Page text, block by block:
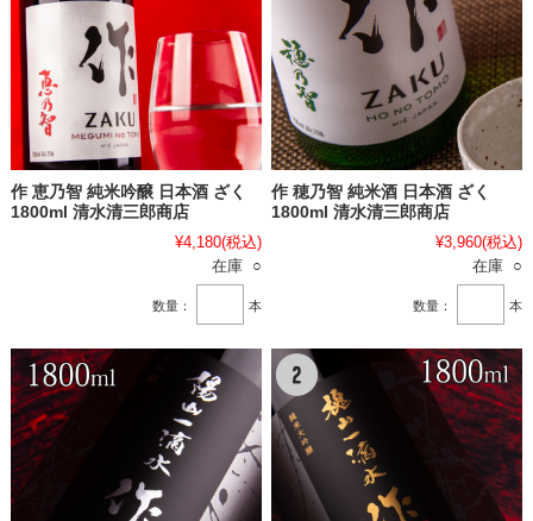
作 恵乃智 純米吟醸 日本酒 ざく
1800ml 清水清三郎商店
¥4,180(税込)
在庫 ○
数量： 本
作 穂乃智 純米酒 日本酒 ざく
1800ml 清水清三郎商店
¥3,960(税込)
在庫 ○
数量： 本